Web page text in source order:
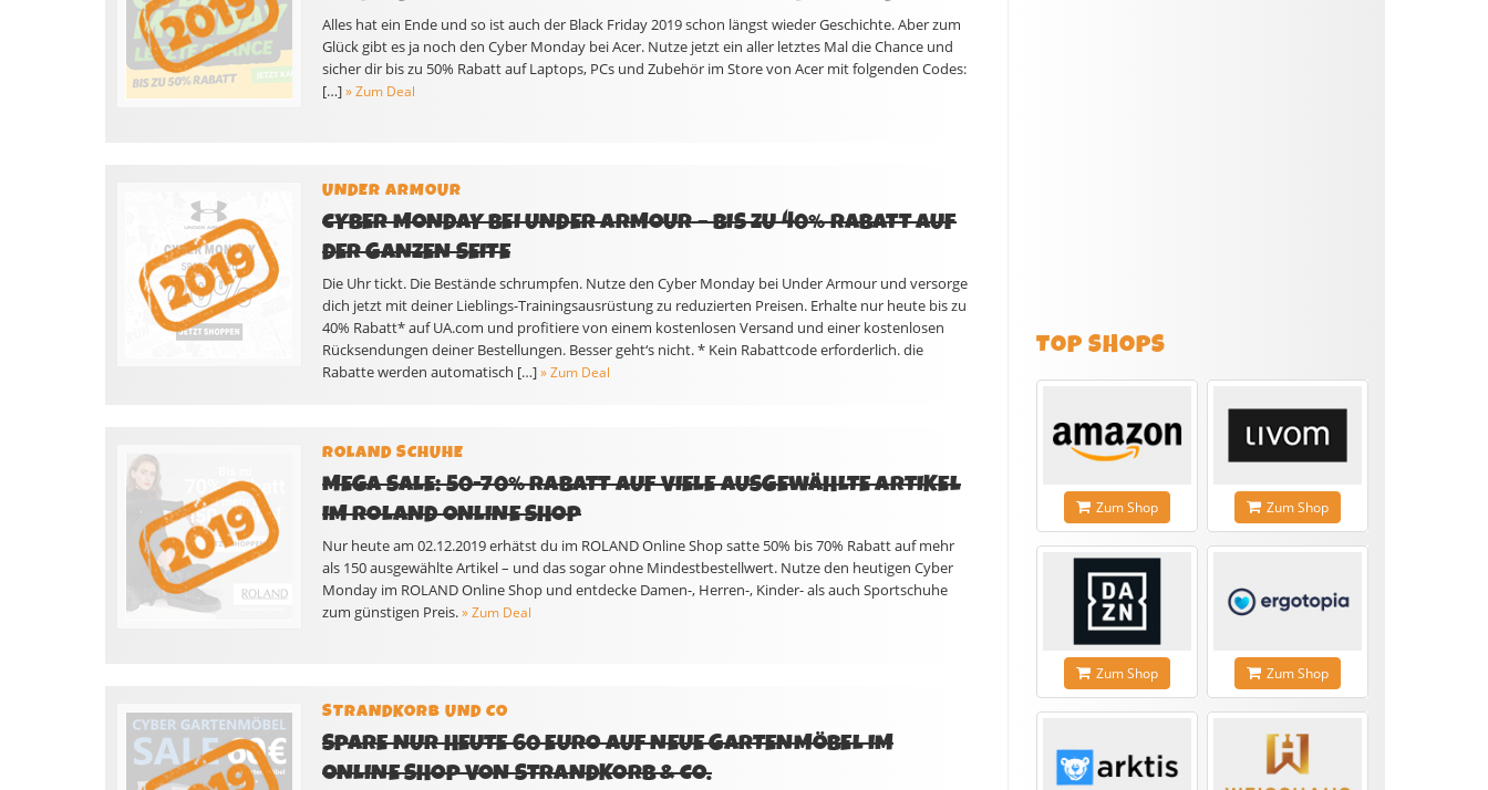
Alles hat ein Ende und so ist auch der Black Friday 2019 schon längst wieder Geschichte. Aber zum
Glück gibt es ja noch den Cyber Monday bei Acer. Nutze jetzt ein aller letztes Mal die Chance und
sicher dir bis zu 50% Rabatt auf Laptops, PCs und Zubehör im Store von Acer mit folgenden Codes:
[…] » Zum Deal
UNDER ARMOUR
CYBER MONDAY BEI UNDER ARMOUR – BIS ZU 40% RABATT AUF
DER GANZEN SEITE
Die Uhr tickt. Die Bestände schrumpfen. Nutze den Cyber Monday bei Under Armour und versorge
dich jetzt mit deiner Lieblings-Trainingsausrüstung zu reduzierten Preisen. Erhalte nur heute bis zu
40% Rabatt* auf UA.com und profitiere von einem kostenlosen Versand und einer kostenlosen
Rücksendungen deiner Bestellungen. Besser geht‘s nicht. * Kein Rabattcode erforderlich. die
Rabatte werden automatisch […] » Zum Deal
ROLAND SCHUHE
MEGA SALE: 50-70% RABATT AUF VIELE AUSGEWÄHLTE ARTIKEL
IM ROLAND ONLINE SHOP
Nur heute am 02.12.2019 erhätst du im ROLAND Online Shop satte 50% bis 70% Rabatt auf mehr
als 150 ausgewählte Artikel – und das sogar ohne Mindestbestellwert. Nutze den heutigen Cyber
Monday im ROLAND Online Shop und entdecke Damen-, Herren-, Kinder- als auch Sportschuhe
zum günstigen Preis. » Zum Deal
STRANDKORB UND CO
SPARE NUR HEUTE 60 EURO AUF NEUE GARTENMÖBEL IM
ONLINE SHOP VON STRANDKORB & CO.
TOP SHOPS
Zum Shop Zum Shop
Zum Shop Zum Shop